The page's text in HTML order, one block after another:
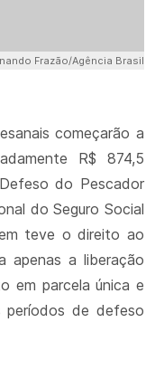
Frazão/Agência Brasil
começarão a
R$ 874,5
do Pescador
do Seguro Social
teve o direito ao
apenas a liberação
em parcela única e
períodos de defeso